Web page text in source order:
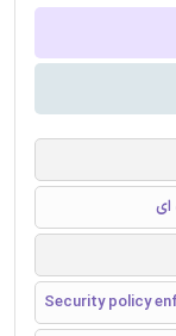
ای
Security policy